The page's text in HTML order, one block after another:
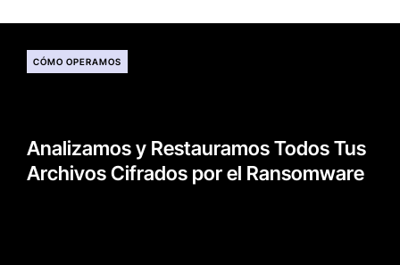
CÓMO OPERAMOS
Analizamos y Restauramos Todos Tus
Archivos Cifrados por el Ransomware